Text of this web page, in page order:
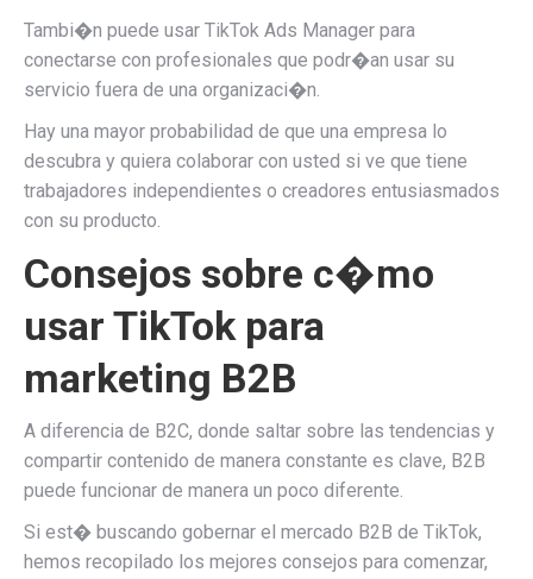
Tambi�n puede usar TikTok Ads Manager para
conectarse con profesionales que podr�an usar su
servicio fuera de una organizaci�n.
Hay una mayor probabilidad de que una empresa lo
descubra y quiera colaborar con usted si ve que tiene
trabajadores independientes o creadores entusiasmados
con su producto.
Consejos sobre c�mo
usar TikTok para
marketing B2B
A diferencia de B2C, donde saltar sobre las tendencias y
compartir contenido de manera constante es clave, B2B
puede funcionar de manera un poco diferente.
Si est� buscando gobernar el mercado B2B de TikTok,
hemos recopilado los mejores consejos para comenzar,